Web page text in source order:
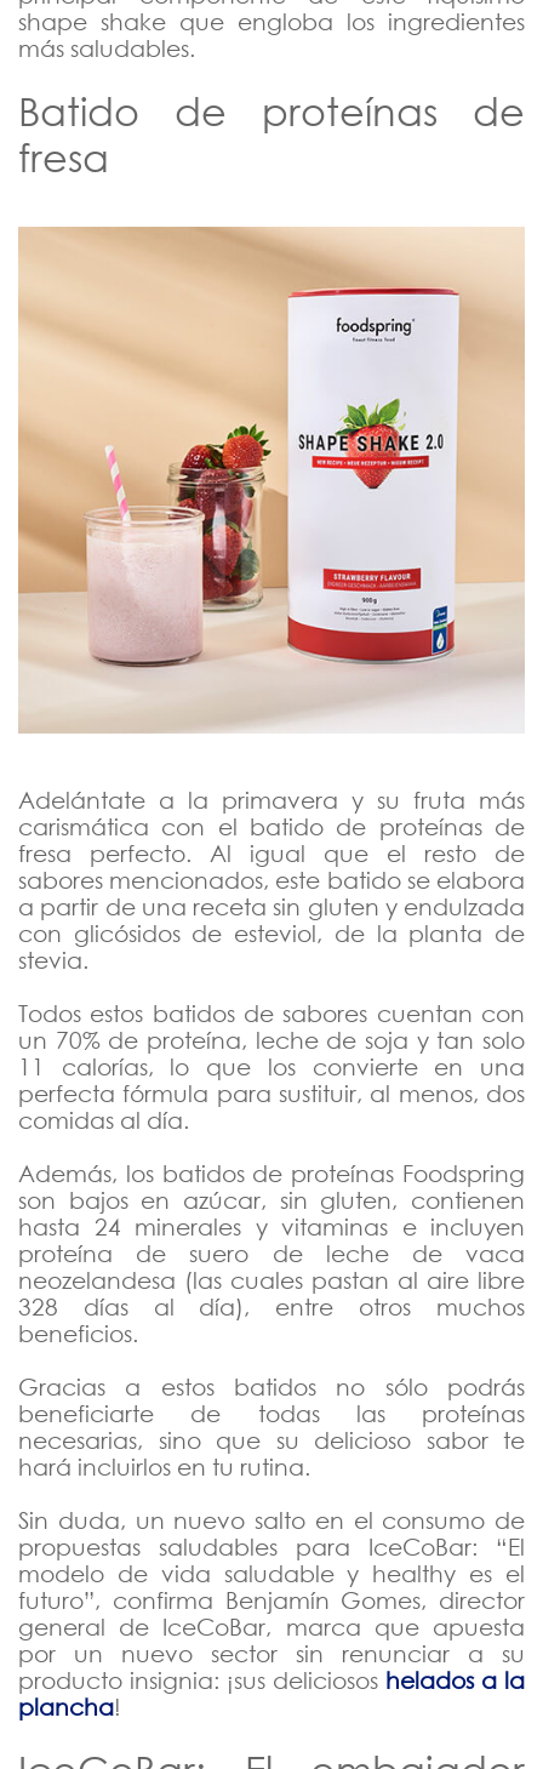
shape shake que engloba los ingredientes
más saludables.
Batido de proteínas de
fresa
Adelántate a la primavera y su fruta más
carismática con el batido de proteínas de
fresa perfecto. Al igual que el resto de
sabores mencionados, este batido se elabora
a partir de una receta sin gluten y endulzada
con glicósidos de esteviol, de la planta de
stevia.
Todos estos batidos de sabores cuentan con
un 70% de proteína, leche de soja y tan solo
11 calorías, lo que los convierte en una
perfecta fórmula para sustituir, al menos, dos
comidas al día.
Además, los batidos de proteínas Foodspring
son bajos en azúcar, sin gluten, contienen
hasta 24 minerales y vitaminas e incluyen
proteína de suero de leche de vaca
neozelandesa (las cuales pastan al aire libre
328 días al día), entre otros muchos
beneficios.
Gracias a estos batidos no sólo podrás
beneficiarte de todas las proteínas
necesarias, sino que su delicioso sabor te
hará incluirlos en tu rutina.
Sin duda, un nuevo salto en el consumo de
propuestas saludables para IceCoBar: “El
modelo de vida saludable y healthy es el
futuro”, confirma Benjamín Gomes, director
general de IceCoBar, marca que apuesta
por un nuevo sector sin renunciar a su
producto insignia: ¡sus deliciosos helados a la
plancha!